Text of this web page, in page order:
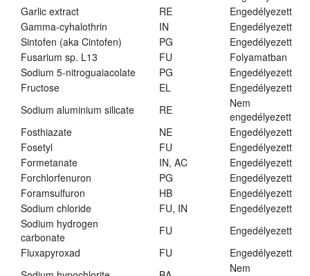
Garlic extract
RE
Engedélyezett
Gamma-cyhalothrin
IN
Engedélyezett
Sintofen (aka Cintofen)
PG
Engedélyezett
Fusarium sp. L13
FU
Folyamatban
Sodium 5-nitroguaiacolate
PG
Engedélyezett
Fructose
EL
Engedélyezett
Sodium aluminium silicate
RE
Nem
engedélyezett
Fosthiazate
NE
Engedélyezett
Fosetyl
FU
Engedélyezett
Formetanate
IN, AC
Engedélyezett
Forchlorfenuron
PG
Engedélyezett
Foramsulfuron
HB
Engedélyezett
Sodium chloride
FU, IN
Engedélyezett
Sodium hydrogen
carbonate
FU
Engedélyezett
Fluxapyroxad
FU
Engedélyezett
Nem